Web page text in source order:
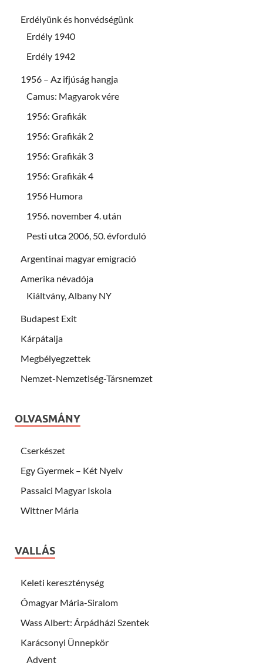
Erdélyünk és honvédségünk
Erdély 1940
Erdély 1942
1956 – Az ifjúság hangja
Camus: Magyarok vére
1956: Grafikák
1956: Grafikák 2
1956: Grafikák 3
1956: Grafikák 4
1956 Humora
1956. november 4. után
Pesti utca 2006, 50. évforduló
Argentinai magyar emigració
Amerika névadója
Kiáltvány, Albany NY
Budapest Exit
Kárpátalja
Megbélyegzettek
Nemzet-Nemzetiség-Társnemzet
OLVASMÁNY
Cserkészet
Egy Gyermek – Két Nyelv
Passaici Magyar Iskola
Wittner Mária
VALLÁS
Keleti kereszténység
Ómagyar Mária-Siralom
Wass Albert: Árpádházi Szentek
Karácsonyi Ünnepkör
Advent